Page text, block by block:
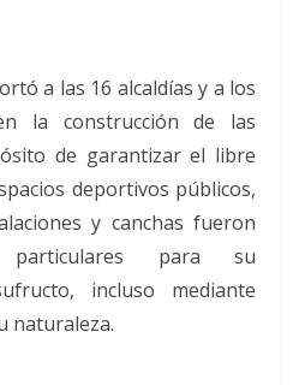
a las 16 alcaldías y a los
la construcción de las
de garantizar el libre
deportivos públicos,
y canchas fueron
particulares para su
incluso mediante
naturaleza.